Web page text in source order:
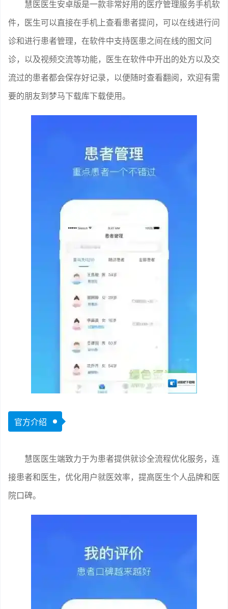
慧医医生安卓版是一款非常好用的医疗管理服务手机软
件，医生可以直接在手机上查看患者提问，可以在线进行问
诊和进行患者管理，在软件中支持医患之间在线的图文问
诊，以及视频交流等功能，医生在软件中开出的处方以及交
流过的患者都会保存好记录，以便随时查看翻阅，欢迎有需
要的朋友到梦马下载库下载使用。
官方介绍
慧医医生端致力于为患者提供就诊全流程优化服务，连
接患者和医生，优化用户就医效率，提高医生个人品牌和医
院口碑。